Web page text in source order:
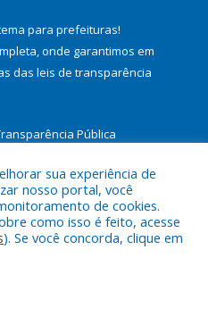
para prefeituras!
onde garantimos em
das leis de transparência
Pública
a Prefeitura Municipal de
do Arari.
sua experiência de
nosso portal, você
de cookies.
como isso é feito, acesse
). Se você concorda, clique em